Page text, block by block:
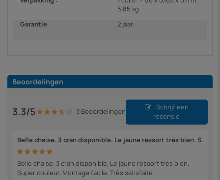
5,85 kg
Garantie
2 jaar
Beoordelingen
3.3/5 3 Beoordelingen
Schrijf een
recensie
Belle chaise. 3 cran disponible. Le jaune ressort très bien. S
Belle chaise. 3 cran disponible. Le jaune ressort très bien.
Super couleur. Montage facile. Très satisfaite.